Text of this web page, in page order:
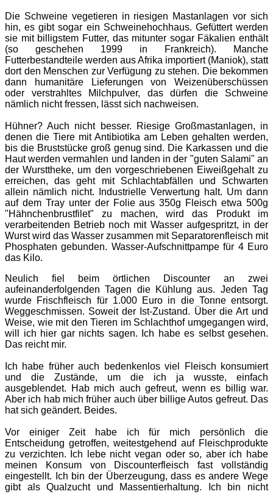
Die Schweine vegetieren in riesigen Mastanlagen vor sich
hin, es gibt sogar ein Schweinehochhaus. Gefüttert werden
sie mit billigstem Futter, das mitunter sogar Fäkalien enthält
(so geschehen 1999 in Frankreich). Manche
Futterbestandteile werden aus Afrika importiert (Maniok), statt
dort den Menschen zur Verfügung zu stehen. Die bekommen
dann humanitäre Lieferungen von Weizenüberschüssen
oder verstrahltes Milchpulver, das dürfen die Schweine
nämlich nicht fressen, lässt sich nachweisen.
Hühner? Auch nicht besser. Riesige Großmastanlagen, in
denen die Tiere mit Antibiotika am Leben gehalten werden,
bis die Bruststücke groß genug sind. Die Karkassen und die
Haut werden vermahlen und landen in der "guten Salami" an
der Wursttheke, um den vorgeschriebenen Eiweißgehalt zu
erreichen, das geht mit Schlachtabfällen und Schwarten
allein nämlich nicht. Industrielle Verwertung halt. Um dann
auf dem Tray unter der Folie aus 350g Fleisch etwa 500g
"Hähnchenbrustfilet" zu machen, wird das Produkt im
verarbeitenden Betrieb noch mit Wasser aufgespritzt, in der
Wurst wird das Wasser zusammen mit Separatorenfleisch mit
Phosphaten gebunden. Wasser-Aufschnittpampe für 4 Euro
das Kilo.
Neulich fiel beim örtlichen Discounter an zwei
aufeinanderfolgenden Tagen die Kühlung aus. Jeden Tag
wurde Frischfleisch für 1.000 Euro in die Tonne entsorgt.
Weggeschmissen. Soweit der Ist-Zustand. Über die Art und
Weise, wie mit den Tieren im Schlachthof umgegangen wird,
will ich hier gar nichts sagen. Ich habe es selbst gesehen.
Das reicht mir.
Ich habe früher auch bedenkenlos viel Fleisch konsumiert
und die Zustände, um die ich ja wusste, einfach
ausgeblendet. Hab mich auch gefreut, wenn es billig war.
Aber ich hab mich früher auch über billige Autos gefreut. Das
hat sich geändert. Beides.
Vor einiger Zeit habe ich für mich persönlich die
Entscheidung getroffen, weitestgehend auf Fleischprodukte
zu verzichten. Ich lebe nicht vegan oder so, aber ich habe
meinen Konsum von Discounterfleisch fast vollständig
eingestellt. Ich bin der Überzeugung, dass es andere Wege
gibt als Qualzucht und Massentierhaltung. Ich bin nicht